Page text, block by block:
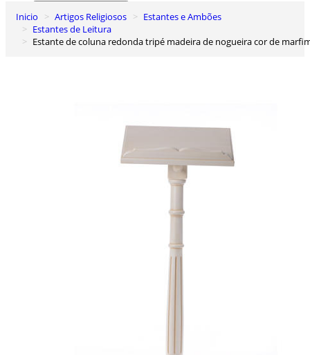
0
Carrinho de Compras
Inicio Artigos Religiosos
Estantes e Ambões
Estantes de Leitura
Estante de coluna redonda tripé madeira de nogueira cor de